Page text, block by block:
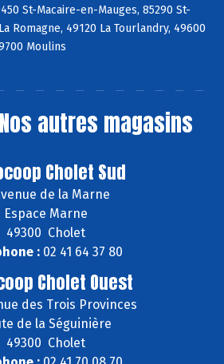
St-Macaire-en-Mauges, 85290 St-
Romagne, 49120 La Tourlandry, 49600
Moulins
Nos autres magasins
Cholet Sud
de la Marne
Espace Marne
49300 Cholet
:02 41 64 37 80
Cholet Ouest
des Trois Provinces
de la Séguinière
49300 Cholet